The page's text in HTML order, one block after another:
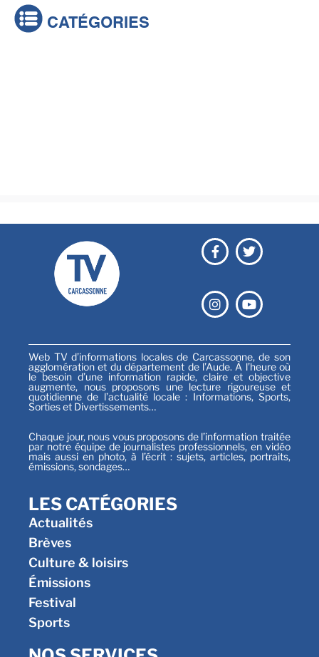
CATÉGORIES
Web TV d’informations locales de Carcassonne, de son
agglomération et du département de l’Aude. À l’heure où
le besoin d’une information rapide, claire et objective
augmente, nous proposons une lecture rigoureuse et
quotidienne de l’actualité locale : Informations, Sports,
Sorties et Divertissements…
Chaque jour, nous vous proposons de l’information traitée
par notre équipe de journalistes professionnels, en vidéo
mais aussi en photo, à l’écrit : sujets, articles, portraits,
émissions, sondages…
LES CATÉGORIES
Actualités
Brèves
Culture & loisirs
Émissions
Festival
Sports